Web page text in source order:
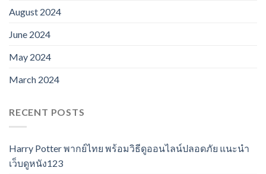
August 2024
June 2024
May 2024
March 2024
RECENT POSTS
Harry Potter พากย์ไทย พร้อมวิธีดูออนไลน์ปลอดภัย แนะนำ
เว็บดูหนัง123